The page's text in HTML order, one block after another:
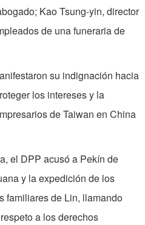
Kao Tsung-yin, director
de una funeraria de
su indignación hacia
los intereses y la
de Taiwan en China
el DPP acusó a Pekín de
y la expedición de los
familiares de Lin, llamando
a los derechos